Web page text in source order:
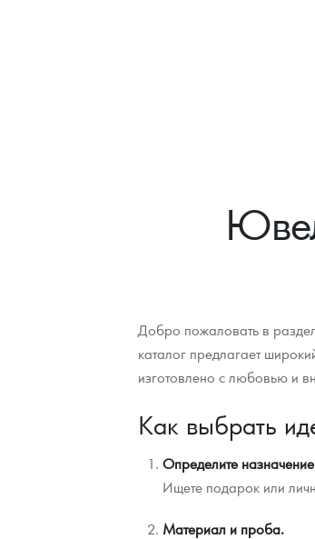
Добро пожаловать в
каталог предлагает
изготовлено с любовью и
Как выбрать
Определите
Ищете подарок или
Материал и проба.